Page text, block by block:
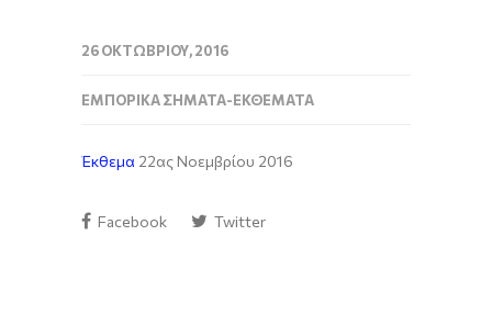
26 ΟΚΤΩΒΡΊΟΥ, 2016
ΕΜΠΟΡΙΚΆ ΣΉΜΑΤΑ-ΕΚΘΈΜΑΤΑ
Έκθεμα 22ας Νοεμβρίου 2016
Facebook Twitter